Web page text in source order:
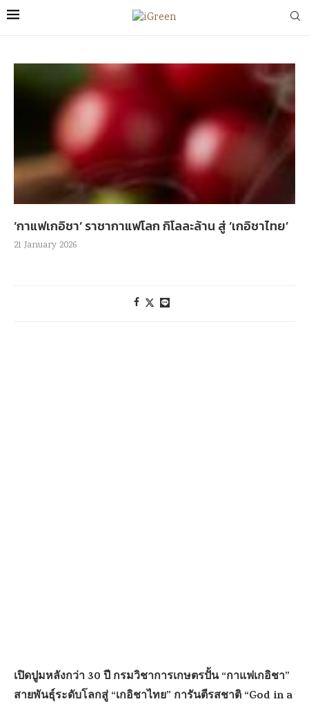
‘กาแฟเกอิชา’ ราชากาแฟโลก กิโลละล้าน สู่ ‘เกอิชาไทย’
21 January 2026
เปิดปูมหลังกว่า 30 ปี กรมวิชาการเกษตรปั้น “กาแฟเกอิชา”
สายพันธุ์ระดับโลกสู่ “เกอิชาไทย” การันตีรสชาติ “God in a